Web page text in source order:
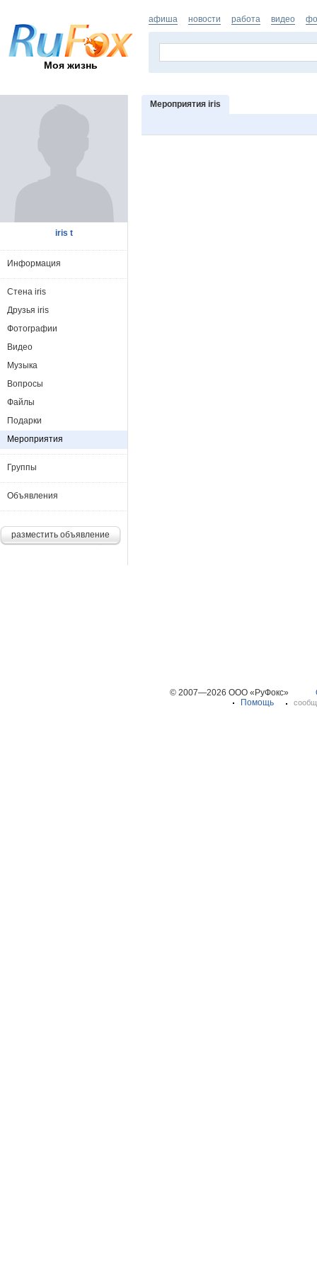
Моя жизнь
афиша новости работа видео
Мероприятия iris
iris t
Информация
Стена iris
Друзья iris
Фотографии
Видео
Музыка
Вопросы
Файлы
Подарки
Мероприятия
Группы
Объявления
разместить объявление
© 2007—2026 ООО «РуФокс»
Помощь